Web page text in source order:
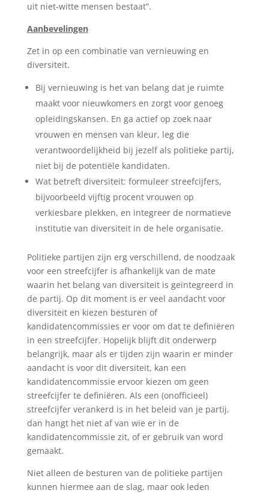
uit niet-witte mensen bestaat”.
Aanbevelingen
Zet in op een combinatie van vernieuwing en
diversiteit.
Bij vernieuwing is het van belang dat je ruimte
maakt voor nieuwkomers en zorgt voor genoeg
opleidingskansen. En ga actief op zoek naar
vrouwen en mensen van kleur, leg die
verantwoordelijkheid bij jezelf als politieke partij,
niet bij de potentiële kandidaten.
Wat betreft diversiteit: formuleer streefcijfers,
bijvoorbeeld vijftig procent vrouwen op
verkiesbare plekken, en integreer de normatieve
institutie van diversiteit in de hele organisatie.
Politieke partijen zijn erg verschillend, de noodzaak
voor een streefcijfer is afhankelijk van de mate
waarin het belang van diversiteit is geïntegreerd in
de partij. Op dit moment is er veel aandacht voor
diversiteit en kiezen besturen of
kandidatencommissies er voor om dat te definiëren
in een streefcijfer. Hopelijk blijft dit onderwerp
belangrijk, maar als er tijden zijn waarin er minder
aandacht is voor dit diversiteit, kan een
kandidatencommissie ervoor kiezen om geen
streefcijfer te definiëren. Als een (onofficieel)
streefcijfer verankerd is in het beleid van je partij,
dan hangt het niet af van wie er in de
kandidatencommissie zit, of er gebruik van word
gemaakt.
Niet alleen de besturen van de politieke partijen
kunnen hiermee aan de slag, maar ook leden